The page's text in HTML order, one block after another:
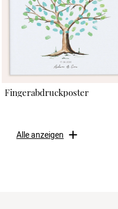
Fingerabdruckposter
Alle anzeigen